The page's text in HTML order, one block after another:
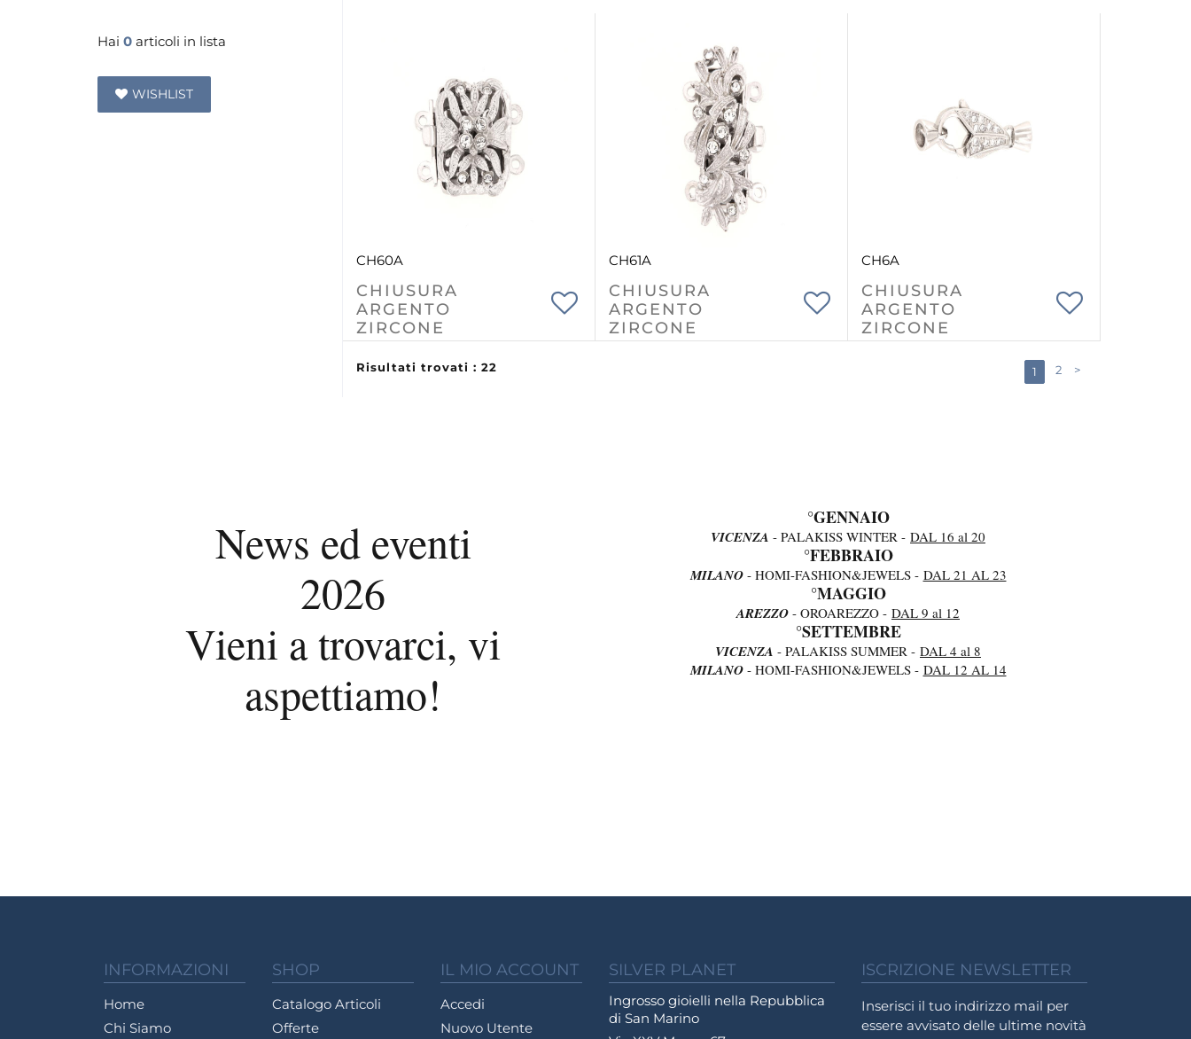
Hai 0 articoli in lista
WISHLIST
CH60A
CHIUSURA
ARGENTO
ZIRCONE
CH61A
CHIUSURA
ARGENTO
ZIRCONE
CH6A
CHIUSURA
ARGENTO
ZIRCONE
Risultati trovati : 22 1 2 >
News ed eventi
2026
Vieni a trovarci, vi
aspettiamo!
°GENNAIO
VICENZA - PALAKISS WINTER - DAL 16 al 20
°FEBBRAIO
MILANO - HOMI-FASHION&JEWELS - DAL 21 AL 23
°MAGGIO
AREZZO - OROAREZZO - DAL 9 al 12
°SETTEMBRE
VICENZA - PALAKISS SUMMER - DAL 4 al 8
MILANO- HOMI-FASHION&JEWELS - DAL 12 AL 14
INFORMAZIONI
Home
Chi Siamo
SHOP
Catalogo Articoli
Offerte
IL MIO ACCOUNT
Accedi
Nuovo Utente
SILVER PLANET
Ingrosso gioielli nella Repubblica
di San Marino
ISCRIZIONE NEWSLETTER
Inserisci il tuo indirizzo mail per
essere avvisato delle ultime novità